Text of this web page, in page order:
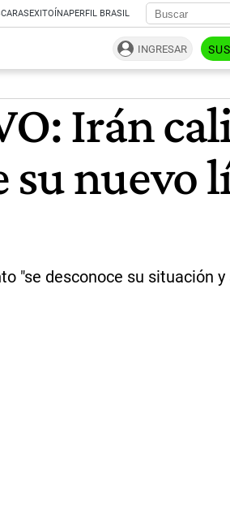
CARASEXITOÍNAPERFIL BRASIL
INGRESAR
Irán
su nuevo
"se desconoce su situación y